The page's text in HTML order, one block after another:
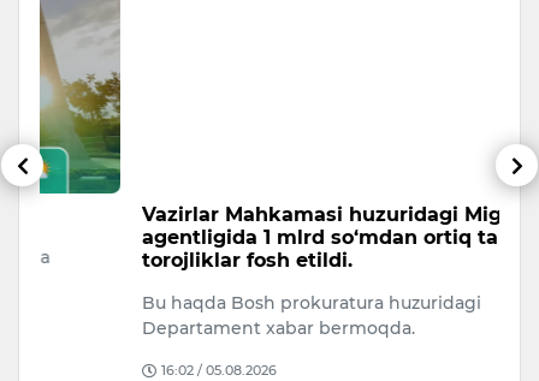
Vazirlar Mahkamasi huzuridagi Migratsiya
agentligida 1 mlrd so‘mdan ortiq talon-
torojliklar fosh etildi.
Bu haqda Bosh prokuratura huzuridagi
Departament xabar bermoqda.
16:02 / 05.08.2026